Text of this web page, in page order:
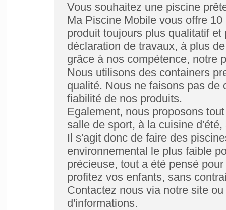
Vous souhaitez une piscine
Ma Piscine Mobile vous offre
produit toujours plus qualitatif
déclaration de travaux, à plus
grâce à nos compétence, notre
Nous utilisons des containers
qualité. Nous ne faisons pas de
fiabilité de nos produits.
Egalement, nous proposons
salle de sport, à la cuisine
Il s'agit donc de faire des
environnemental le plus faible
précieuse, tout a été pensé
profitez vos enfants, sans
Contactez nous via notre site
d'informations.